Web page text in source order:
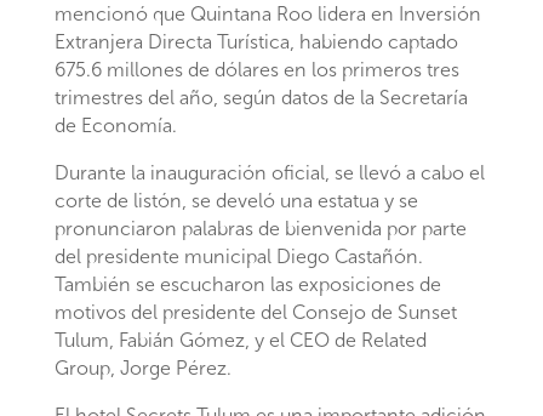
mencionó que Quintana Roo lidera en Inversión
Extranjera Directa Turística, habiendo captado
675.6 millones de dólares en los primeros tres
trimestres del año, según datos de la Secretaría
de Economía.
Durante la inauguración oficial, se llevó a cabo el
corte de listón, se develó una estatua y se
pronunciaron palabras de bienvenida por parte
del presidente municipal Diego Castañón.
También se escucharon las exposiciones de
motivos del presidente del Consejo de Sunset
Tulum, Fabián Gómez, y el CEO de Related
Group, Jorge Pérez.